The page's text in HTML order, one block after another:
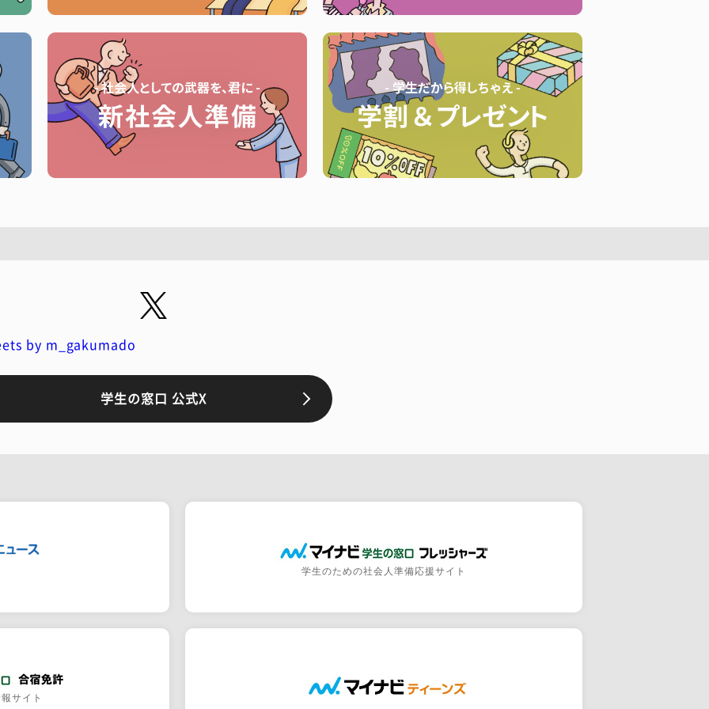
by m_gakumado
学生の窓口 公式X
学生のための社会人準備応援サイト
サイト